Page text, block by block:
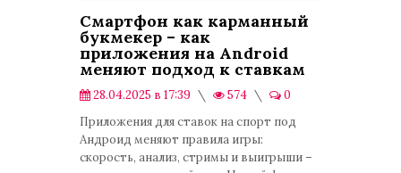
Смартфон как карманный
букмекер – как
приложения на Android
меняют подход к ставкам
28.04.2025 в 17:39 574
0
Приложения для ставок на спорт под
Андроид меняют правила игры:
скорость, анализ, стримы и выигрыши –